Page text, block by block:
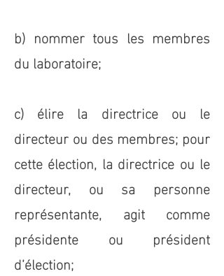
b) nommer tous les membres
du laboratoire;
c) élire la directrice ou le
directeur ou des membres; pour
cette élection, la directrice ou le
directeur, ou sa personne
représentante, agit comme
présidente ou président
d’élection;